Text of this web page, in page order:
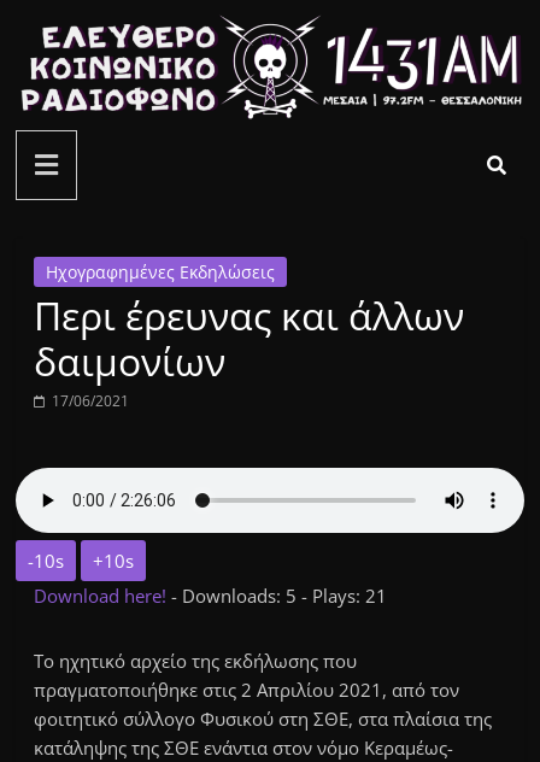
περιεχόμενο
ελεύθερο
κοινωνικό
ραδιόφωνο
1431AM
Ηχογραφημένες Εκδηλώσεις
Περι έρευνας και άλλων
δαιμονίων
17/06/2021
-10s
+10s
Download here!- Downloads: 5 - Plays: 21
Το ηχητικό αρχείο της εκδήλωσης που
πραγματοποιήθηκε στις 2 Απριλίου 2021, από τον
φοιτητικό σύλλογο Φυσικού στη ΣΘΕ, στα πλαίσια της
κατάληψης της ΣΘΕ ενάντια στον νόμο Κεραμέως-